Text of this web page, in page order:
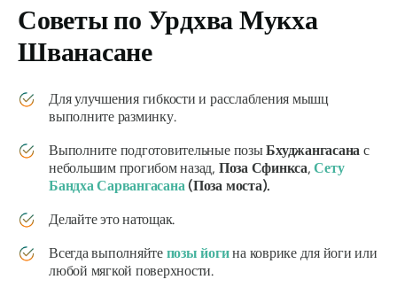
Советы по Урдхва Мукха
Шванасане
Для улучшения гибкости и расслабления мышц
выполните разминку.
Выполните подготовительные позыБхуджангасана с
небольшим прогибом назад, Поза Сфинкса, Сету
Бандха Сарвангасана(Поза моста).
Делайте это натощак.
Всегда выполняйте позы йогина коврике для йоги или
любой мягкой поверхности.